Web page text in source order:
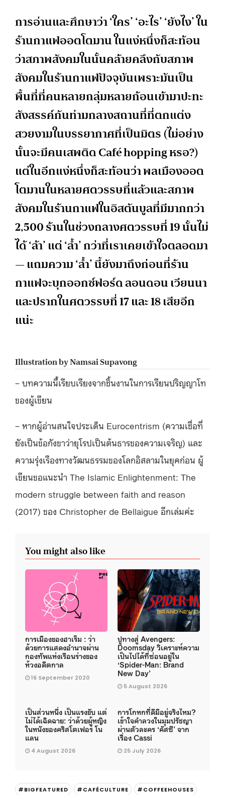
การอ่านและศึกษาว่า ‘ใคร’ ‘อะไร’ ‘ยังไง’ ใน
ร้านกาแฟออตโตมาน ในแง่หนึ่งก็สะท้อน
ว่าสภาพสังคมในนั้นคล้ายคลึงกับสภาพ
สังคมในร้านกาแฟปัจจุบันเพราะมันเป็น
พื้นที่ที่คนหลายกลุ่มหลายก้อนเข้ามาปะทะ
สังสรรค์กันท่ามกลางสถานที่ที่ตกแต่ง
สวยงามในบรรยากาศที่เป็นมิตร (ไม่อย่าง
นั้นจะมีคนเสพติด Café hopping หรอ?)
แต่ในอีกแง่หนึ่งก็สะท้อนว่า พลเมืองออต
โตมานในหลายศตวรรษที่แล้วและสภาพ
สังคมในร้านกาแฟในอิสตันบูลที่มีมากกว่า
2,500 ร้านในช่วงกลางศตวรรษที่ 19 นั้นไม่
ได้ ‘ล้า’ แต่ ‘ล้ำ’ กว่าที่เราเคยเข้าใจตลอดมา
— แถมความ ‘ล้ำ’ นี้ยังมาถึงก่อนที่ร้าน
กาแฟจะบุกออกซ์ฟอร์ด ลอนดอน เวียนนา
และปรากในศตวรรษที่ 17 และ 18 เสียอีก
แน่ะ
Illustration by Namsai Supavong
– บทความนี้เรียบเรียงจากชิ้นงานในการเรียนปริญญาโท
ของผู้เขียน
– หากผู้อ่านสนใจประเด็น Eurocentrism (ความเชื่อที่
ยังเป็นข้อกังขาว่ายุโรปเป็นต้นธารของความเจริญ) และ
ความรุ่งเรืองทางวัฒนธรรมของโลกอิสลามในยุคก่อน ผู้
เขียนขอแนะนำ The Islamic Enlightenment: The
modern struggle between faith and reason
(2017) ของ Christopher de Bellaigue อีกเล่มค่ะ
You might also like
การเมืองของฮาเร็ม : ว่า
ด้วยการแสดงอำนาจผ่าน
กองทัพแห่งเรือนร่างของ
ห้วงอดีตกาล
16 September 2020
ปูทางสู่ Avengers:
Doomsday วิเคราะห์ความ
เป็นไปได้ที่ซ่อนอยู่ใน
‘Spider-Man: Brand
New Day’
5 August 2026
เป็นส่วนหนึ่ง เป็นแรงขับ แต่
ไม่ได้เฉิดฉาย: ว่าด้วยผู้หญิง
ในหนังของคริสโตเฟอร์ โน
แลน
4 August 2026
การโกหกที่ดีมีอยู่จริงไหม?
เข้าใจคำลวงในมุมปรัชญา
ผ่านตัวละคร ‘คัสซี’ จาก
เรื่อง Cassi
25 July 2026
#BIGFEATURED #CAFÉCULTURE
#COFFEEHOUSES